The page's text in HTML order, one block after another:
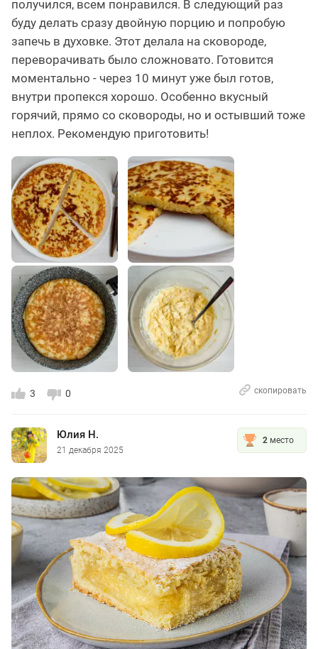
получился, всем понравился. В следующий раз
буду делать сразу двойную порцию и попробую
запечь в духовке. Этот делала на сковороде,
переворачивать было сложновато. Готовится
моментально - через 10 минут уже был готов,
внутри пропекся хорошо. Особенно вкусный
горячий, прямо со сковороды, но и остывший тоже
неплох. Рекомендую приготовить!
3 0 скопировать
2 место
Юлия Н.
21 декабря 2025